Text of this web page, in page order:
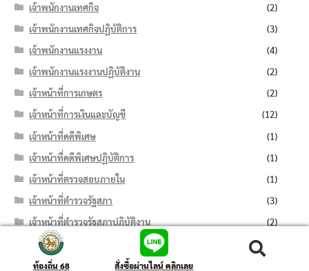
เจ้าพนักงานเทศกิจ
(2)
เจ้าพนักงานเทศกิจปฏิบัติการ
(3)
เจ้าพนักงานแรงงาน
(4)
เจ้าพนักงานแรงงานปฏิบัติงาน
(2)
เจ้าหน้าที่การเกษตร
(2)
เจ้าหน้าที่การเงินและบัญชี
(12)
เจ้าหน้าที่คดีพิเศษ
(1)
เจ้าหน้าที่คดีพิเศษปฏิบัติการ
(1)
เจ้าหน้าที่ตรวจสอบภายใน
(1)
เจ้าหน้าที่ตำรวจรัฐสภา
(3)
เจ้าหน้าที่ตำรวจรัฐสภาปฏิบัติงาน
(2)
เจ้าหน้าที่ธุรการ
(13)
เจ้าหน้าที่บริหารงานทั่วไป
ท้องถิ่น 68 สั่งซื้อผ่านไลน์ คลิกเลย